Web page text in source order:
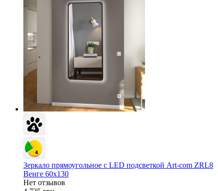
Зеркало прямоугольное c LED подсветкой Art-com ZRL8
Венге 60х130
Нет отзывов